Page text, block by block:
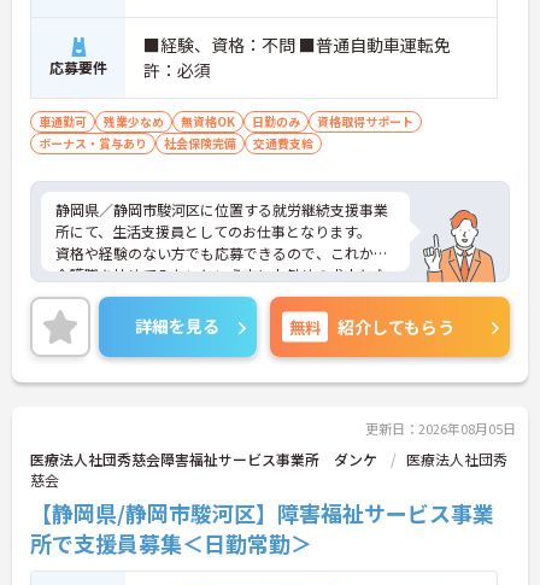
応募要件
■経験、資格：不問 ■普通自動車運転免
許：必須
車通勤可 残業少なめ 無資格OK 日勤のみ
資格取得サポート
ボーナス・賞与あり
社会保険完備 交通費支給
静岡県／静岡市駿河区に位置する就労継続支援事業
所にて、生活支援員としてのお仕事となります。
資格や経験のない方でも応募できるので、これから
介護職を始めてみたいという方にお勧めの求人とな
っております◎マイカー通勤や自転車通勤可能とな
っており、無料駐車場を完備しておりますので、通
勤の際は心配いりません！
ご興味ある方は面接ポイントをお伝えしますので、
お気軽にお問い合わせください♪
詳細を見る 無料 紹介してもらう
更新日：2026年08月05日
医療法人社団秀慈会障害福祉サービス事業所 ダンケ
医療法人社団秀
慈会
【静岡県/静岡市駿河区】障害福祉サービス事業
所で支援員募集＜日勤常勤＞